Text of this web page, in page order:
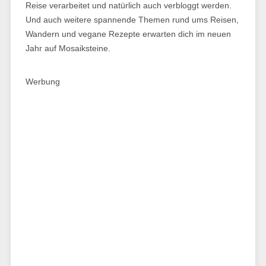
Reise verarbeitet und natürlich auch verbloggt werden.
Und auch weitere spannende Themen rund ums Reisen,
Wandern und vegane Rezepte erwarten dich im neuen
Jahr auf Mosaiksteine.
Werbung